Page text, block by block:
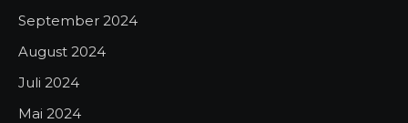
September 2024
August 2024
Juli 2024
Mai 2024